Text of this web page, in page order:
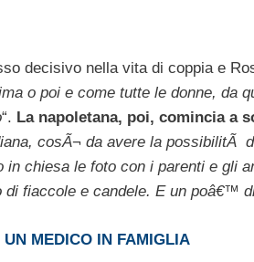
decisivo nella vita di coppia e
o poi e come tutte le donne, da
“. La napoletana, poi, comincia a
cosÃ¬ da avere la possibilitÃ
chiesa le foto con i parenti e gli
fiaccole e candele. E un poâ€™
MEDICO IN FAMIGLIA